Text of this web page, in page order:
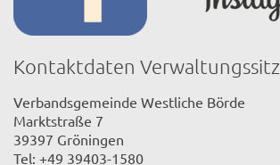
Kontaktdaten Verwaltungssitz
Verbandsgemeinde Westliche Börde
Marktstraße 7
39397 Gröningen
Tel: +49 39403-1580